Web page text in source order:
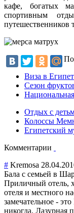
кафе, богатых
спортивным
путешественников
Виза в Египет
Сезон
Отдых с
Колоссы
Египетский
Комментарии
# Kremosa
Бала с семьей в
Приличный отель,
отеля и местного
замечательное -
никогда. Лазурная